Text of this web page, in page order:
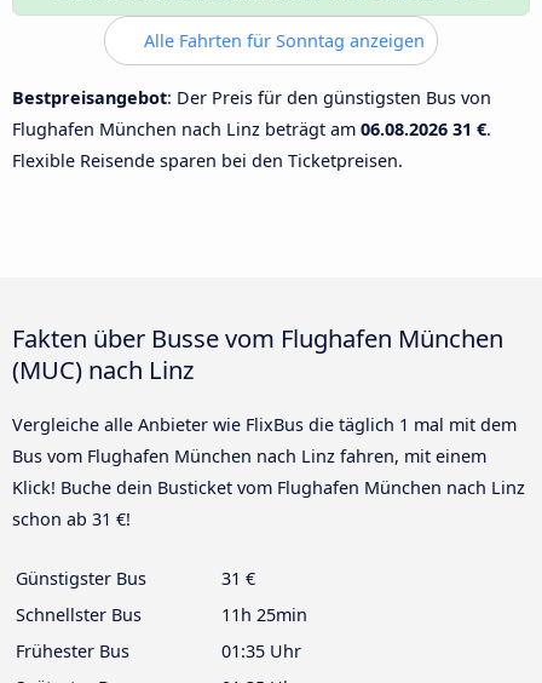
Alle Fahrten für Sonntag anzeigen
Bestpreisangebot: Der Preis für den günstigsten Bus von
Flughafen München nach Linz beträgt am 06.08.2026 31 €.
Flexible Reisende sparen bei den Ticketpreisen.
Fakten über Busse vom Flughafen München
(MUC) nach Linz
Vergleiche alle Anbieter wie FlixBus die täglich 1 mal mit dem
Bus vom Flughafen München nach Linz fahren, mit einem
Klick! Buche dein Busticket vom Flughafen München nach Linz
schon ab 31 €!
Günstigster Bus
31 €
Schnellster Bus
11h 25min
Frühester Bus
01:35 Uhr